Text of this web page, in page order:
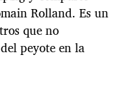
Rolland. Es un
que no
peyote en la